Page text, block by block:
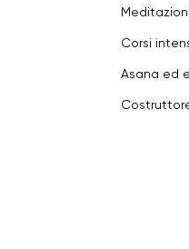
Corsi
Asana ed